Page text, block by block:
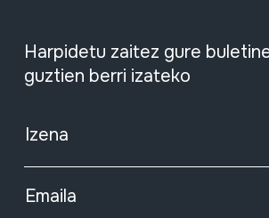
Harpidetu zaitez gure
guztien berri izateko
Izena
Emaila